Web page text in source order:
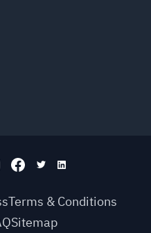
Terms & Conditions
Sitemap